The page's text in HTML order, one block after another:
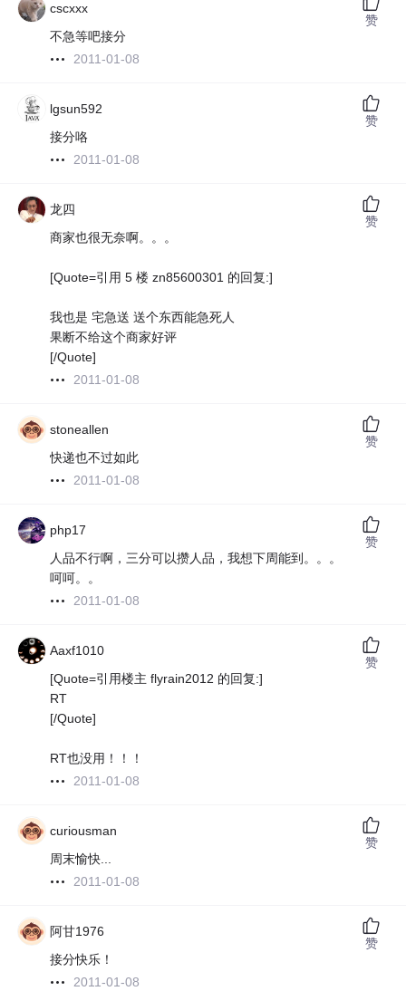
cscxxx
不急等吧接分
2011-01-08
赞
lgsun592
接分咯
2011-01-08
赞
龙四
商家也很无奈啊。。。
[Quote=引用 5 楼 zn85600301 的回复:]
我也是 宅急送 送个东西能急死人
果断不给这个商家好评
[/Quote]
2011-01-08
赞
stoneallen
快递也不过如此
2011-01-08
赞
php17
人品不行啊，三分可以攒人品，我想下周能到。。。
呵呵。。
2011-01-08
赞
Aaxf1010
[Quote=引用楼主 flyrain2012 的回复:]
RT
[/Quote]
RT也没用！！！
2011-01-08
赞
curiousman
周末愉快...
2011-01-08
赞
阿甘1976
接分快乐！
2011-01-08
赞